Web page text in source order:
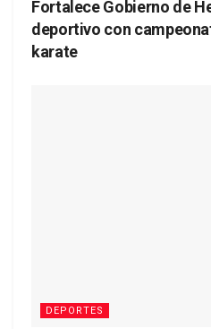
Fortalece Gobierno de
deportivo con
karate
DEPORTES